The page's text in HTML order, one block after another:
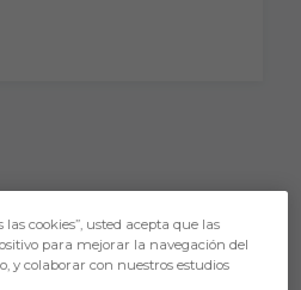
cookies”, usted acepta que las
para mejorar la navegación del
y colaborar con nuestros estudios